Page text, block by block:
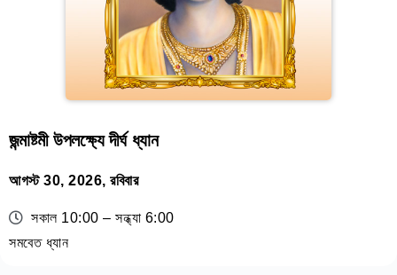
জন্মাষ্টমী উপলক্ষ্যে দীর্ঘ ধ্যান
আগস্ট 30, 2026, রবিবার
সকাল 10:00 – সন্ধ্যা 6:00
সমবেত ধ্যান